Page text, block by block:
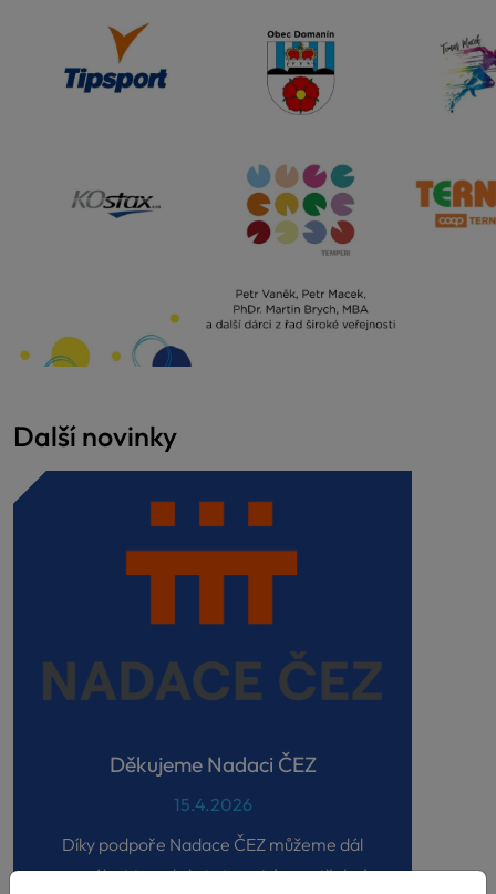
Další novinky
Děkujeme Nadaci ČEZ
15.4.2026
Díky podpoře Nadace ČEZ můžeme dál
pomáhat tam, kde je to nejvíce potřeba!